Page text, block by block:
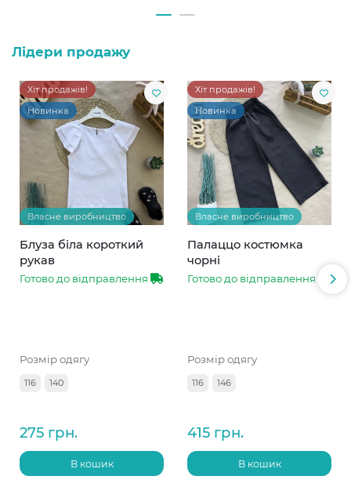
Лідери продажу
Хіт продажів!
Новинка
Власне виробництво
Блуза біла короткий
рукав
Готово до відправлення
Розмір одягу
116 140
275 грн.
В кошик
Хіт продажів!
Новинка
Власне виробництво
Палаццо костюмка
чорні
Готово до відправлення
Розмір одягу
116 146
415 грн.
В кошик